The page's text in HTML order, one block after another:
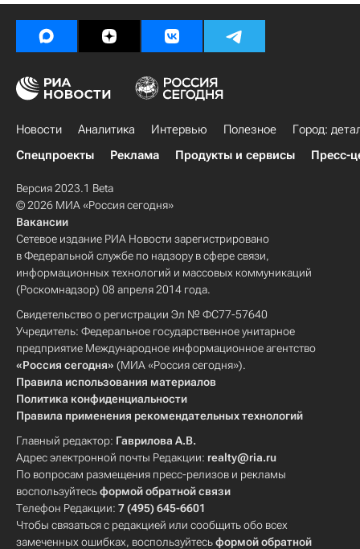
Новости Аналитика Интервью Полезное
Город:
Спецпроекты
Реклама Продукты и сервисы Пресс-
Версия 2023.1 Beta
© 2026 МИА «Россия сегодня»
Вакансии
Сетевое издание РИА Новости зарегистрировано
в Федеральной службе по надзору в сфере связи,
информационных технологий и массовых коммуникаций
(Роскомнадзор) 08 апреля 2014 года.
Свидетельство о регистрации Эл № ФС77-57640
Учредитель: Федеральное государственное унитарное
предприятие Международное информационное агентство
«Россия сегодня» (МИА «Россия сегодня»).
Правила использования материалов
Политика конфиденциальности
Правила применения рекомендательных технологий
Главный редактор: Гаврилова А.В.
Адрес электронной почты Редакции: realty@ria.ru
По вопросам размещения пресс-релизов и рекламы
воспользуйтесьформой обратной связи
Телефон Редакции: 7 (495) 645-6601
Чтобы связаться с редакцией или сообщить обо всех
замеченных ошибках, воспользуйтесьформой обратной